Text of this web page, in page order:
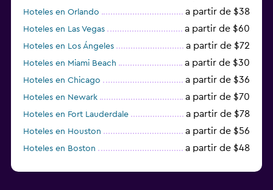
Hoteles en Orlando a partir de $38
Hoteles en Las Vegas a partir de $60
Hoteles en Los Ángeles a partir de $72
Hoteles en Miami Beach a partir de $30
Hoteles en Chicago a partir de $36
Hoteles en Newark a partir de $70
Hoteles en Fort Lauderdale a partir de $78
Hoteles en Houston a partir de $56
Hoteles en Boston a partir de $48